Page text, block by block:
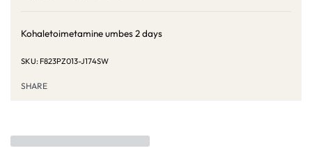
Kohaletoimetamine umbes2 days
F823PZ013-J174SW
SHARE